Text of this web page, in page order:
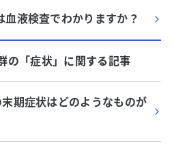
液検査でわかりますか？
の「症状」に関する記事
期症状はどのようなものが